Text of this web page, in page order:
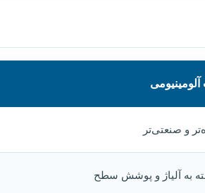
و صنعتی‌تر
به آلیاژ و پوشش سطح